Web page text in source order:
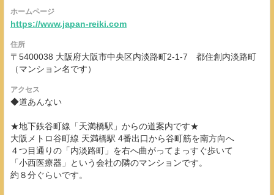
ホームページ
https://www.japan-reiki.com
住所
〒5400038 大阪府大阪市中央区内淡路町2-1-7 都住創内淡路町
（マンション名です）
アクセス
◆道あんない
★地下鉄谷町線「天満橋駅」からの道案内です★
大阪メトロ谷町線 天満橋駅 4番出口から谷町筋を南方向へ
４つ目通りの「内淡路町」を右へ曲がってまっすぐ歩いて
「小西医療器」という会社の隣のマンションです。
約８分ぐらいです。